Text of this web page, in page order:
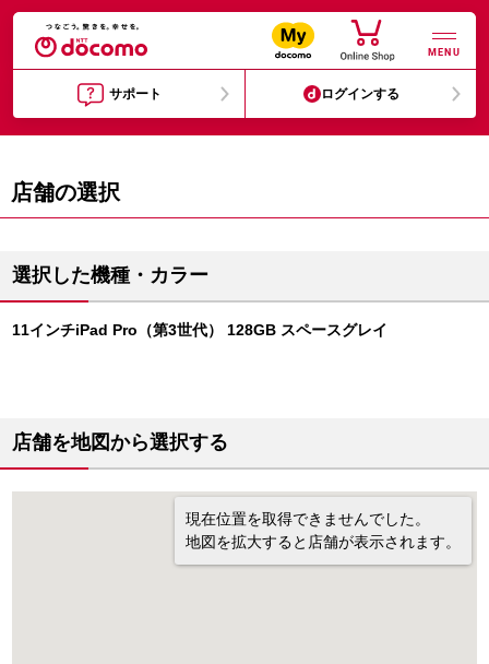
MENU
サポート ログインする
店舗の選択
選択した機種・カラー
11インチiPad Pro（第3世代） 128GB スペースグレイ
店舗を地図から選択する
現在位置を取得できませんでした。
地図を拡大すると店舗が表示されます。